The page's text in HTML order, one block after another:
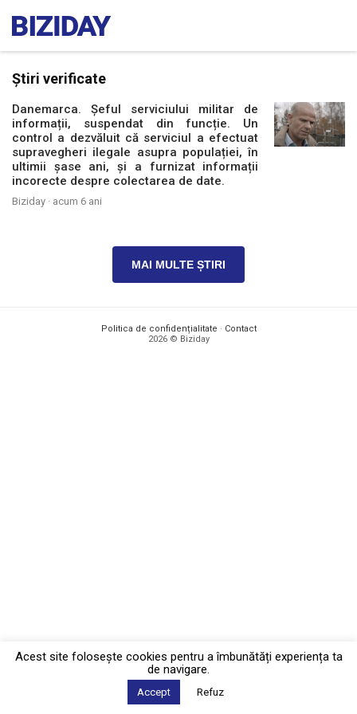
Știri verificate
Danemarca. Șeful serviciului militar de
informații, suspendat din funcție. Un
control a dezvăluit că serviciul a efectuat
supravegheri ilegale asupra populației, în
ultimii șase ani, și a furnizat informații
incorecte despre colectarea de date.
Biziday · acum 6 ani
MAI MULTE ȘTIRI
Politica de confidențialitate · Contact
2026 © Biziday
Acest site foloseşte cookies pentru a îmbunătăți experiența ta
de navigare.
Accept Refuz